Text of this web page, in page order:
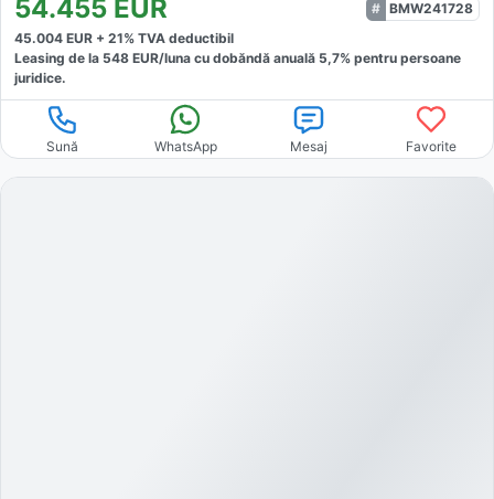
54.455 EUR
BMW241728
45.004 EUR + 21% TVA deductibil
Leasing de la 548 EUR/luna cu dobăndă anuală 5,7% pentru persoane
juridice.
Sună WhatsApp Mesaj Favorite